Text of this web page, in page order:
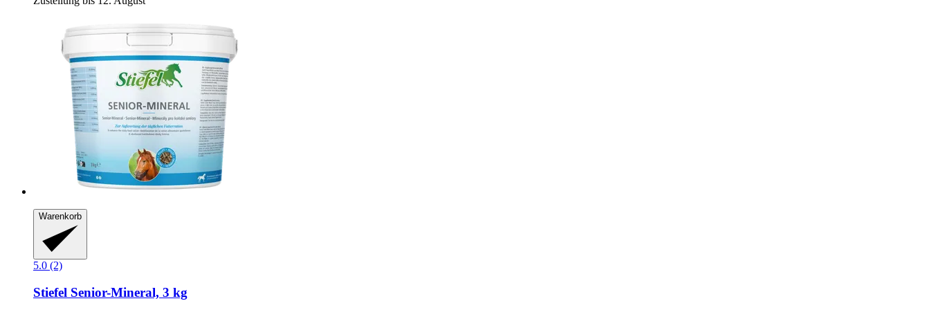
Warenkorb
5.0 (2)
Stiefel Senior-​Mineral, 3 kg